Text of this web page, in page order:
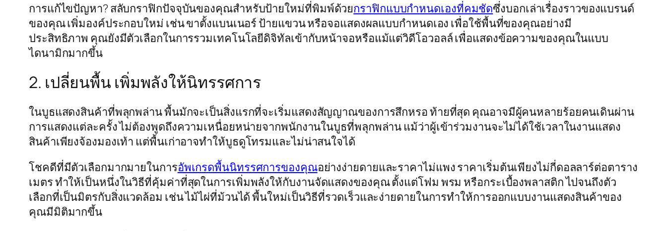
การแก้ไขปัญหา? สลับกราฟิกปัจจุบันของคุณสำหรับป้ายใหม่ที่พิมพ์ด้วยกราฟิกแบบกำหนดเองที่คมชัดซึ่งบอกเล่าเรื่องราวของแบรนด์
ของคุณ เพิ่มองค์ประกอบใหม่ เช่น ขาตั้งแบนเนอร์ ป้ายแขวน หรือจอแสดงผลแบบกำหนดเอง เพื่อใช้พื้นที่ของคุณอย่างมี
ประสิทธิภาพ คุณยังมีตัวเลือกในการรวมเทคโนโลยีดิจิทัลเข้ากับหน้าจอหรือแม้แต่วิดีโอวอลล์ เพื่อแสดงข้อความของคุณในแบบ
ไดนามิกมากขึ้น
2. เปลี่ยนพื้น เพิ่มพลังให้นิทรรศการ
ในบูธแสดงสินค้าที่พลุกพล่าน พื้นมักจะเป็นสิ่งแรกที่จะเริ่มแสดงสัญญาณของการสึกหรอ ท้ายที่สุด คุณอาจมีผู้คนหลายร้อยคนเดินผ่าน
การแสดงแต่ละครั้ง ไม่ต้องพูดถึงความเหนื่อยหน่ายจากพนักงานในบูธที่พลุกพล่าน แม้ว่าผู้เข้าร่วมงานจะไม่ได้ใช้เวลาในงานแสดง
สินค้าเพียงจ้องมองเท้า แต่พื้นเก่าอาจทำให้บูธดูโทรมและไม่น่าสนใจได้
โชคดีที่มีตัวเลือกมากมายในการอัพเกรดพื้นนิทรรศการของคุณอย่างง่ายดายและราคาไม่แพง ราคาเริ่มต้นเพียงไม่กี่ดอลลาร์ต่อตาราง
เมตร ทำให้เป็นหนึ่งในวิธีที่คุ้มค่าที่สุดในการเพิ่มพลังให้กับงานจัดแสดงของคุณ ตั้งแต่โฟม พรม หรือกระเบื้องพลาสติก ไปจนถึงตัว
เลือกที่เป็นมิตรกับสิ่งแวดล้อม เช่น ไม้ไผ่ที่ม้วนได้ พื้นใหม่เป็นวิธีที่รวดเร็วและง่ายดายในการทำให้การออกแบบงานแสดงสินค้าของ
คุณมีมิติมากขึ้น